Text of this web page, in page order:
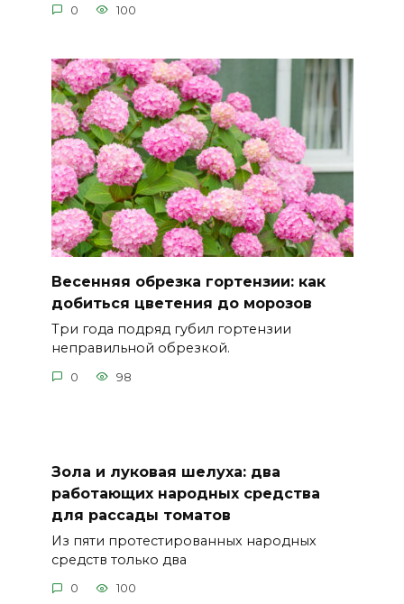
0 100
Весенняя обрезка гортензии: как
добиться цветения до морозов
Три года подряд губил гортензии
неправильной обрезкой.
0 98
Зола и луковая шелуха: два
работающих народных средства
для рассады томатов
Из пяти протестированных народных
средств только два
0 100